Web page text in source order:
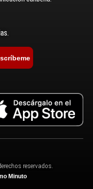
reservados.
Minuto